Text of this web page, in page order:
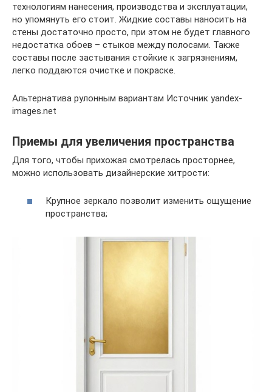
технологиям нанесения, производства и эксплуатации,
но упомянуть его стоит. Жидкие составы наносить на
стены достаточно просто, при этом не будет главного
недостатка обоев – стыков между полосами. Также
составы после застывания стойкие к загрязнениям,
легко поддаются очистке и покраске.
Альтернатива рулонным вариантам Источник yandex-
images.net
Приемы для увеличения пространства
Для того, чтобы прихожая смотрелась просторнее,
можно использовать дизайнерские хитрости:
Крупное зеркало позволит изменить ощущение
пространства;